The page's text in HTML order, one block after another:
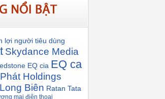
lợi người tiêu dùng
Skydance Media
EQ cia EQ ca
Holdings
Biên Ratan Tata
mại điện thoại